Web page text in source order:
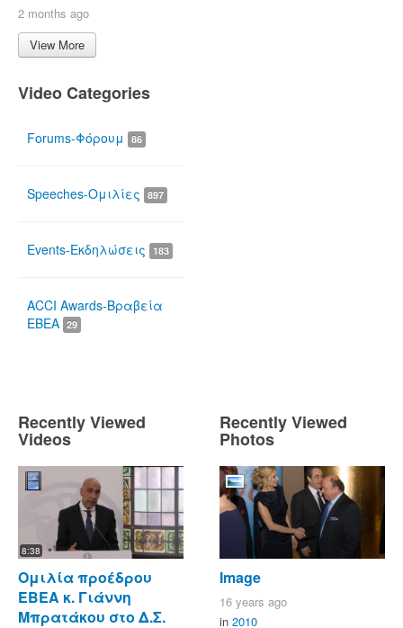
2 months ago
View More
Video Categories
Forums-Φόρουμ 86
Speeches-Ομιλίες 897
Events-Εκδηλώσεις 183
ACCI Awards-Βραβεία
ΕΒΕΑ 29
Recently Viewed
Videos
8:38
Ομιλία προέδρου
ΕΒΕΑ κ. Γιάννη
Μπρατάκου στο Δ.Σ.
Recently Viewed
Photos
Image
16 years ago
in 2010